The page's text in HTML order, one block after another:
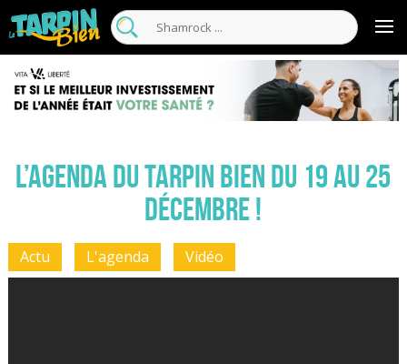
L’agenda du Tarpin Bien du 19 au 25
décembre !
Actu L'agenda Vidéo